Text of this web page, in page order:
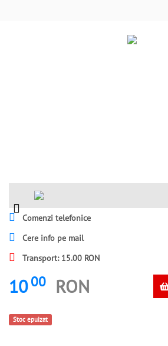
Comenzi telefonice
Cere info pe mail
Transport: 15.00 RON
10 00 RON
Stoc epuizat